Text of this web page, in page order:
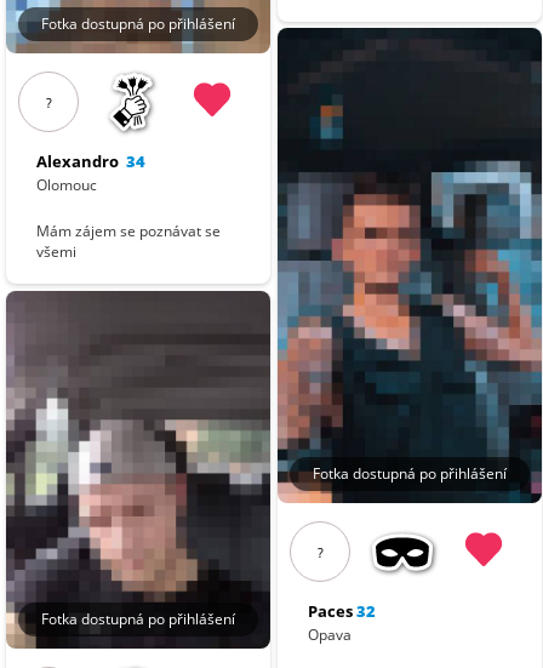
Fotka dostupná po přihlášení
?
Alexandro 34
Olomouc
Mám zájem se poznávat se
všemi
Fotka dostupná po přihlášení
Fotka dostupná po přihlášení
?
Paces32
Opava